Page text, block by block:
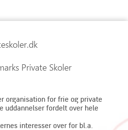
Private Skoler
organisation for frie og private
uddannelser fordelt over hele
interesser over for bl.a.